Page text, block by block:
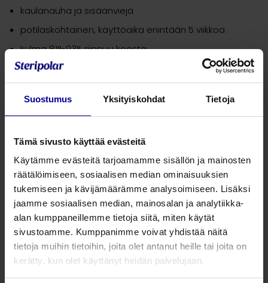
Suostumus Yksityiskohdat Tietoja
Tämä sivusto käyttää evästeitä
Käytämme evästeitä tarjoamamme sisällön ja mainosten
räätälöimiseen, sosiaalisen median ominaisuuksien
tukemiseen ja kävijämäärämme analysoimiseen. Lisäksi
jaamme sosiaalisen median, mainosalan ja analytiikka-
alan kumppaneillemme tietoja siitä, miten käytät
sivustoamme. Kumppanimme voivat yhdistää näitä
tietoja muihin tietoihin, joita olet antanut heille tai joita on
kerätty, kun olet käyttänyt heidän palvelujaan.
kaulanauha ja sisäänviejä
potilaskohtainen, käyttöaika enintään 5 viikkoa
kulma 81°-93°, riippuu koosta
ProLine-kanyylien materiaali on pehmeää, miellyttävää
ja kudosystävällistä polyuretaania (PU). Kanyylin
termosensitiivinen materiaali on jämäkkä kanyyliä
paikoilleen laitettaessa, mutta pehmenee
kaulus on hyvin istuva, pehmeä ja aksiaalisesti liikkuva.
Kaikki ProLine-kanyylit ovat RTG-positiivisia, DEHP-vapaita
ja lateksittomia. Soveltuvat MRI-kuvaukseen (MR-
conditional). Sisäkanyyli ei pienennä kanyylin sisämittaa.
Tuotenumero ID (mm) OD (mm) Pituus (mm)
100 11 60 6,0 9,0